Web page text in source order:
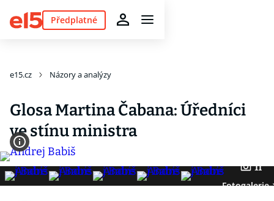
Předplatné
e15.cz Názory a analýzy
Glosa Martina Čabana: Úředníci
ve stínu ministra
11
Fotogalerie